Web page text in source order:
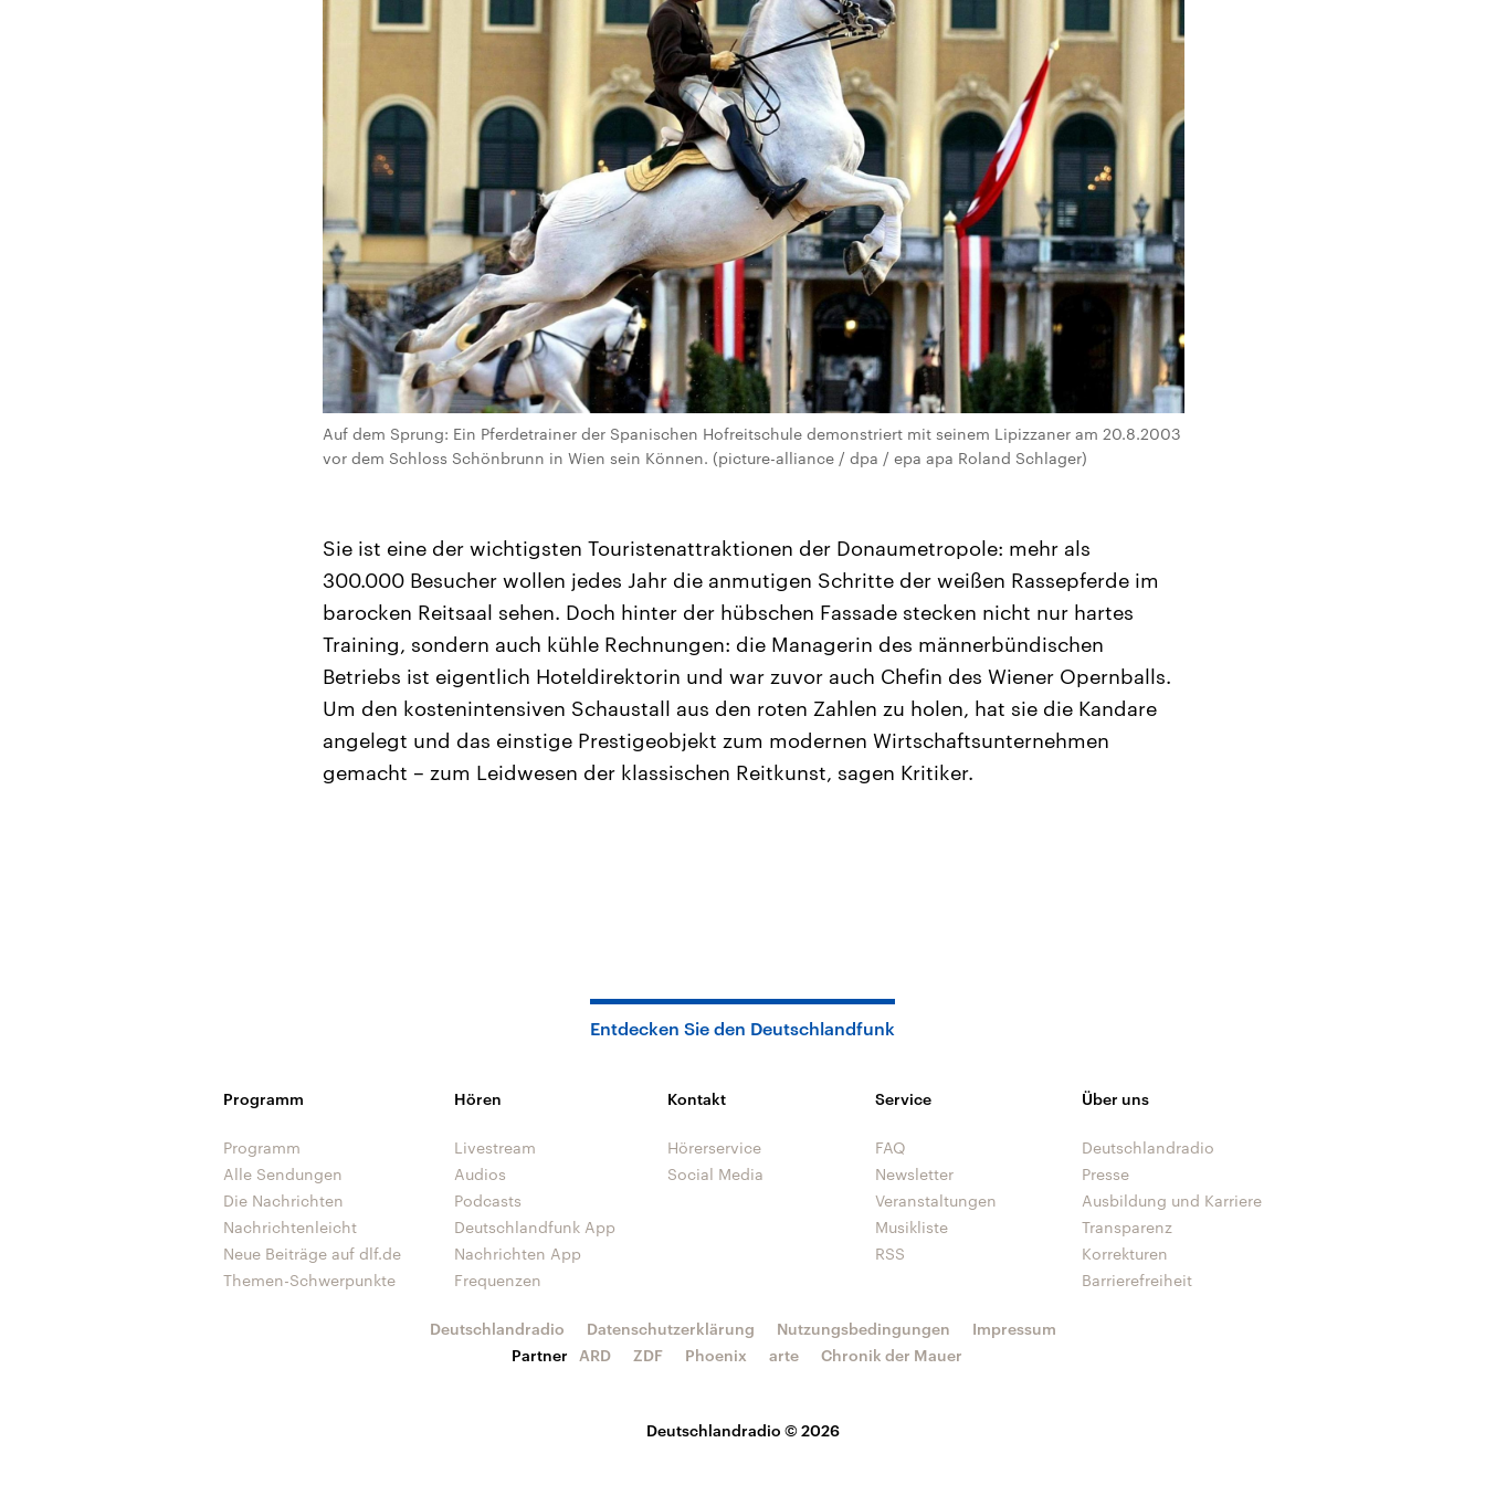
Auf dem Sprung: Ein Pferdetrainer der Spanischen Hofreitschule demonstriert mit seinem Lipizzaner am 20.8.2003
vor dem Schloss Schönbrunn in Wien sein Können. (picture-alliance / dpa / epa apa Roland Schlager)
Sie ist eine der wichtigsten Touristenattraktionen der Donaumetropole: mehr als
300.000 Besucher wollen jedes Jahr die anmutigen Schritte der weißen Rassepferde im
barocken Reitsaal sehen. Doch hinter der hübschen Fassade stecken nicht nur hartes
Training, sondern auch kühle Rechnungen: die Managerin des männerbündischen
Betriebs ist eigentlich Hoteldirektorin und war zuvor auch Chefin des Wiener Opernballs.
Um den kostenintensiven Schaustall aus den roten Zahlen zu holen, hat sie die Kandare
angelegt und das einstige Prestigeobjekt zum modernen Wirtschaftsunternehmen
gemacht – zum Leidwesen der klassischen Reitkunst, sagen Kritiker.
Entdecken Sie den Deutschlandfunk
Programm
Programm
Alle Sendungen
Die Nachrichten
Nachrichtenleicht
Neue Beiträge auf dlf.de
Themen-Schwerpunkte
Hören
Livestream
Audios
Podcasts
Deutschlandfunk App
Nachrichten App
Frequenzen
Kontakt
Hörerservice
Social Media
Service
FAQ
Newsletter
Veranstaltungen
Musikliste
RSS
Über uns
Deutschlandradio
Presse
Ausbildung und Karriere
Transparenz
Korrekturen
Barrierefreiheit
Deutschlandradio © 2026
Deutschlandradio Datenschutzerklärung Nutzungsbedingungen
Impressum
Partner
ARD ZDF Phoenix arte Chronik der Mauer